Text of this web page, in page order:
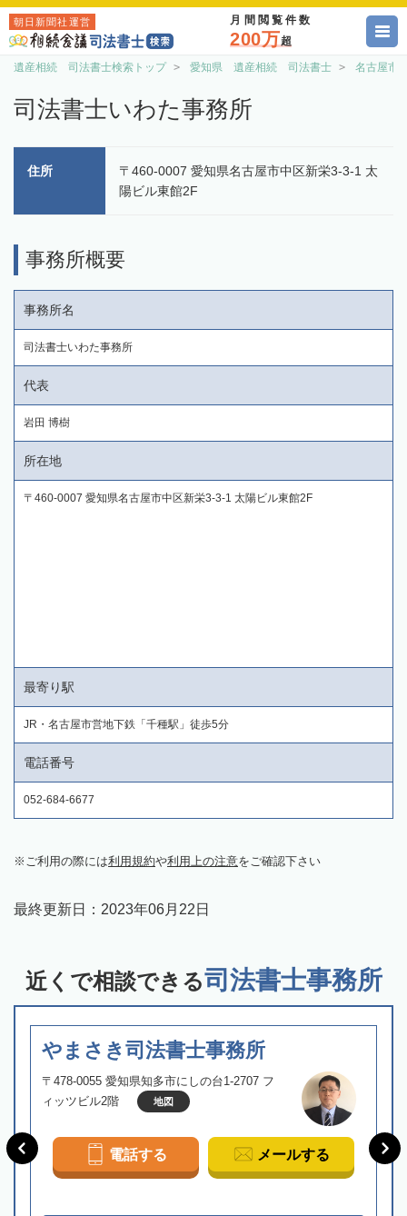
朝日新聞社運営 月間閲覧件数
200万超
遺産相続 司法書士検索トップ 愛知県 遺産相続 司法書士 名古屋市
司法書士いわた事務所
住所
〒460-0007 愛知県名古屋市中区新栄3-3-1 太
陽ビル東館2F
事務所概要
事務所名
司法書士いわた事務所
代表
岩田 博樹
所在地
〒460-0007 愛知県名古屋市中区新栄3-3-1 太陽ビル東館2F
最寄り駅
JR・名古屋市営地下鉄「千種駅」徒歩5分
電話番号
052-684-6677
ご利用の際には利用規約や利用上の注意をご確認下さい
最終更新日： 2023年06月22日
近くで相談できる司法書士事務所
やまさき司法書士事務所
〒478-0055 愛知県知多市にしの台1-2707 フ
ィッツビル2階
地図
電話する メールする